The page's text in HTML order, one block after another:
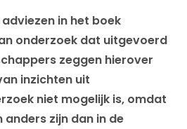
in het boek
onderzoek dat uitgevoerd
zeggen hierover
inzichten uit
niet mogelijk is, omdat
zijn dan in de